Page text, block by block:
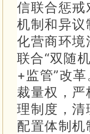
信联合惩
机制和异
化营商环
联合“双随
+监管”改
裁量权，
理制度，
配置体制